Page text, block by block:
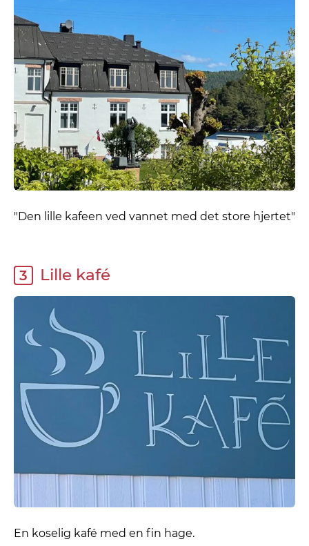
"Den lille kafeen ved vannet med det store hjertet"
3 Lille kafé
En koselig kafé med en fin hage.